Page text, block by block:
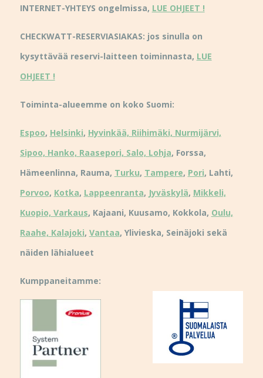
INTERNET-YHTEYS ongelmissa, LUE OHJEET !
CHECKWATT-RESERVIASIAKAS: jos sinulla on
kysyttävää reservi-laitteen toiminnasta, LUE
OHJEET !
Toiminta-alueemme on koko Suomi:
Espoo, Helsinki, Hyvinkää, Riihimäki, Nurmijärvi,
Sipoo, Hanko, Raasepori, Salo, Lohja, Forssa,
Hämeenlinna, Rauma, Turku, Tampere, Pori, Lahti,
Porvoo, Kotka, Lappeenranta, Jyväskylä, Mikkeli,
Kuopio, Varkaus, Kajaani, Kuusamo, Kokkola, Oulu,
Raahe, Kalajoki, Vantaa, Ylivieska, Seinäjoki sekä
näiden lähialueet
Kumppaneitamme: